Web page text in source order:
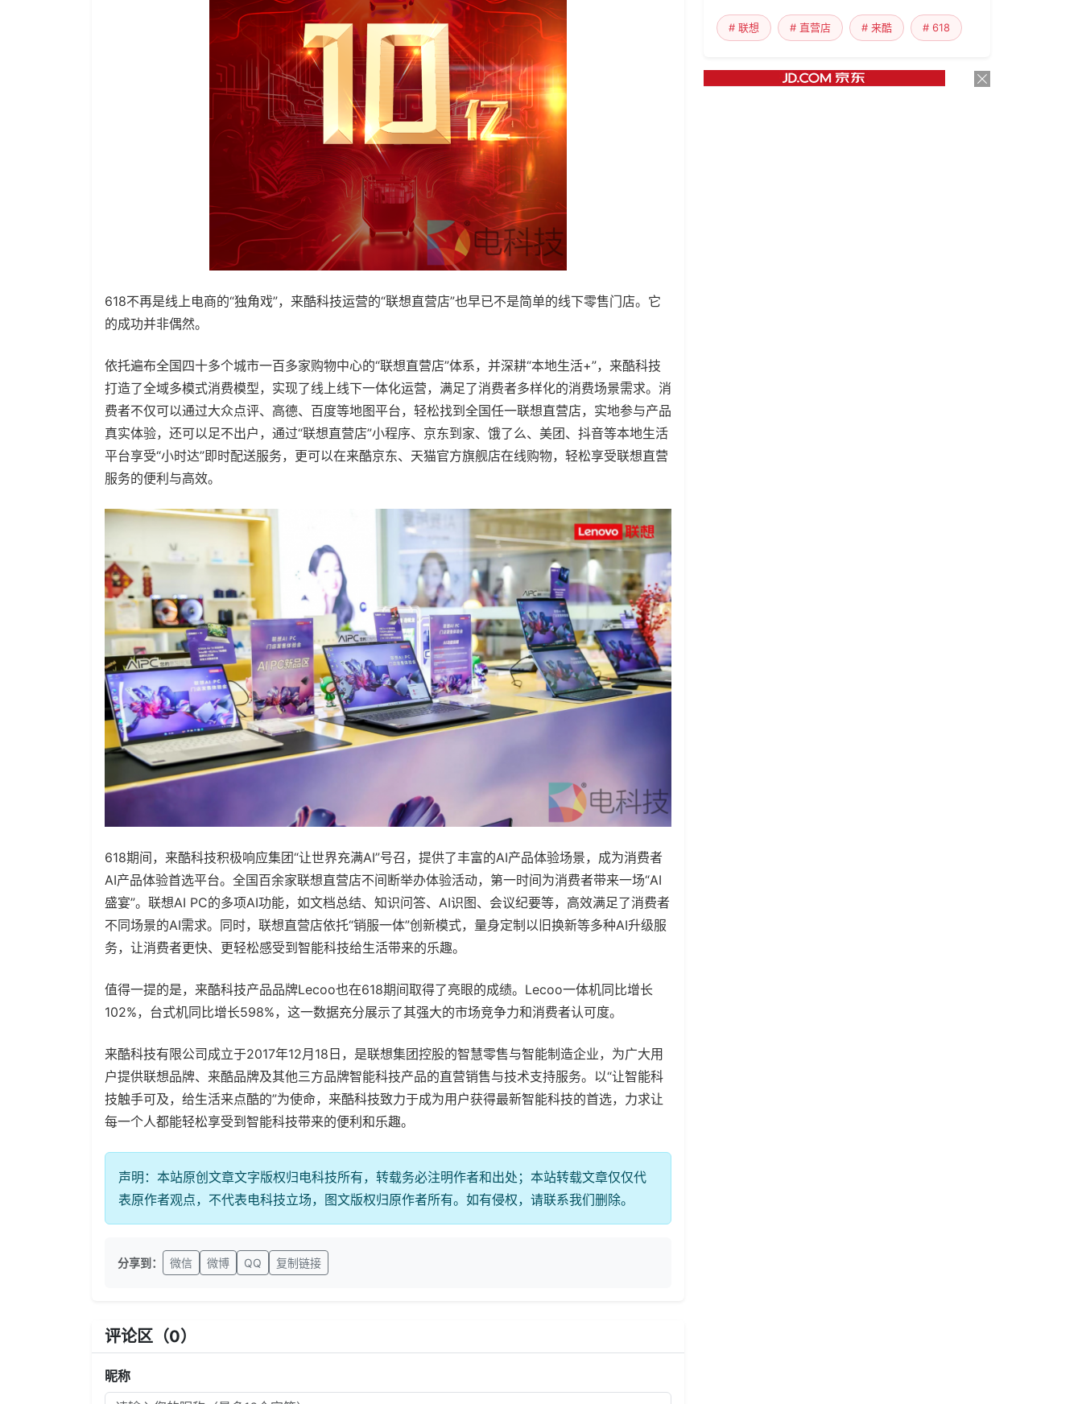
618不再是线上电商的“独角戏”，来酷科技运营的“联想直营店”也早已不是简单的线下零售门店。它
的成功并非偶然。
依托遍布全国四十多个城市一百多家购物中心的“联想直营店”体系，并深耕“本地生活+”，来酷科技
打造了全域多模式消费模型，实现了线上线下一体化运营，满足了消费者多样化的消费场景需求。消
费者不仅可以通过大众点评、高德、百度等地图平台，轻松找到全国任一联想直营店，实地参与产品
真实体验，还可以足不出户，通过“联想直营店”小程序、京东到家、饿了么、美团、抖音等本地生活
平台享受“小时达”即时配送服务，更可以在来酷京东、天猫官方旗舰店在线购物，轻松享受联想直营
服务的便利与高效。
618期间，来酷科技积极响应集团“让世界充满AI”号召，提供了丰富的AI产品体验场景，成为消费者
AI产品体验首选平台。全国百余家联想直营店不间断举办体验活动，第一时间为消费者带来一场“AI
盛宴”。联想AI PC的多项AI功能，如文档总结、知识问答、AI识图、会议纪要等，高效满足了消费者
不同场景的AI需求。同时，联想直营店依托“销服一体”创新模式，量身定制以旧换新等多种AI升级服
务，让消费者更快、更轻松感受到智能科技给生活带来的乐趣。
值得一提的是，来酷科技产品品牌Lecoo也在618期间取得了亮眼的成绩。Lecoo一体机同比增长
102%，台式机同比增长598%，这一数据充分展示了其强大的市场竞争力和消费者认可度。
来酷科技有限公司成立于2017年12月18日，是联想集团控股的智慧零售与智能制造企业，为广大用
户提供联想品牌、来酷品牌及其他三方品牌智能科技产品的直营销售与技术支持服务。以“让智能科
技触手可及，给生活来点酷的”为使命，来酷科技致力于成为用户获得最新智能科技的首选，力求让
每一个人都能轻松享受到智能科技带来的便利和乐趣。
声明：本站原创文章文字版权归电科技所有，转载务必注明作者和出处；本站转载文章仅仅代
表原作者观点，不代表电科技立场，图文版权归原作者所有。如有侵权，请联系我们删除。
分享到： 微信 微博 QQ 复制链接
评论区（0）
昵称
# 联想 # 直营店 # 来酷 # 618